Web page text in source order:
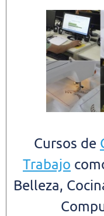
Cursos de
Trabajo
Belleza,